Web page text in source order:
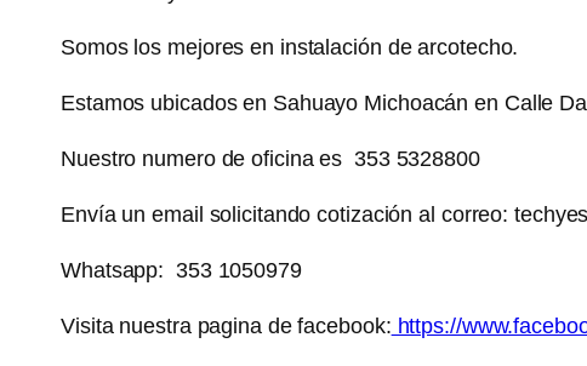
Somos los mejores en instalación de arcotecho.
Estamos ubicados en Sahuayo Michoacán en Calle
Nuestro numero de oficina es 353 5328800
Envía un email solicitando cotización al correo:
Whatsapp: 353 1050979
Visita nuestra pagina de facebook: https://